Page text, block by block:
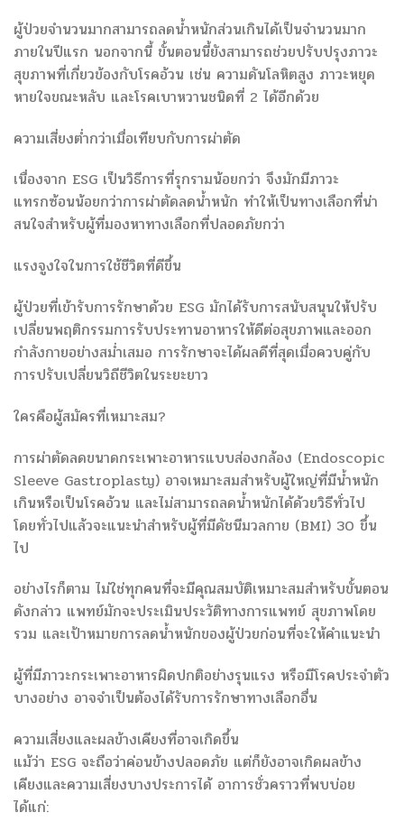
ผู้ป่วยจำนวนมากสามารถลดน้ำหนักส่วนเกินได้เป็นจำนวนมาก
ภายในปีแรก นอกจากนี้ ขั้นตอนนี้ยังสามารถช่วยปรับปรุงภาวะ
สุขภาพที่เกี่ยวข้องกับโรคอ้วน เช่น ความดันโลหิตสูง ภาวะหยุด
หายใจขณะหลับ และโรคเบาหวานชนิดที่ 2 ได้อีกด้วย
ความเสี่ยงต่ำกว่าเมื่อเทียบกับการผ่าตัด
เนื่องจาก ESG เป็นวิธีการที่รุกรามน้อยกว่า จึงมักมีภาวะ
แทรกซ้อนน้อยกว่าการผ่าตัดลดน้ำหนัก ทำให้เป็นทางเลือกที่น่า
สนใจสำหรับผู้ที่มองหาทางเลือกที่ปลอดภัยกว่า
แรงจูงใจในการใช้ชีวิตที่ดีขึ้น
ผู้ป่วยที่เข้ารับการรักษาด้วย ESG มักได้รับการสนับสนุนให้ปรับ
เปลี่ยนพฤติกรรมการรับประทานอาหารให้ดีต่อสุขภาพและออก
กำลังกายอย่างสม่ำเสมอ การรักษาจะได้ผลดีที่สุดเมื่อควบคู่กับ
การปรับเปลี่ยนวิถีชีวิตในระยะยาว
ใครคือผู้สมัครที่เหมาะสม?
การผ่าตัดลดขนาดกระเพาะอาหารแบบส่องกล้อง (Endoscopic
Sleeve Gastroplasty) อาจเหมาะสมสำหรับผู้ใหญ่ที่มีน้ำหนัก
เกินหรือเป็นโรคอ้วน และไม่สามารถลดน้ำหนักได้ด้วยวิธีทั่วไป
โดยทั่วไปแล้วจะแนะนำสำหรับผู้ที่มีดัชนีมวลกาย (BMI) 30 ขึ้น
ไป
อย่างไรก็ตาม ไม่ใช่ทุกคนที่จะมีคุณสมบัติเหมาะสมสำหรับขั้นตอน
ดังกล่าว แพทย์มักจะประเมินประวัติทางการแพทย์ สุขภาพโดย
รวม และเป้าหมายการลดน้ำหนักของผู้ป่วยก่อนที่จะให้คำแนะนำ
ผู้ที่มีภาวะกระเพาะอาหารผิดปกติอย่างรุนแรง หรือมีโรคประจำตัว
บางอย่าง อาจจำเป็นต้องได้รับการรักษาทางเลือกอื่น
ความเสี่ยงและผลข้างเคียงที่อาจเกิดขึ้น
แม้ว่า ESG จะถือว่าค่อนข้างปลอดภัย แต่ก็ยังอาจเกิดผลข้าง
เคียงและความเสี่ยงบางประการได้ อาการชั่วคราวที่พบบ่อย
ได้แก่: